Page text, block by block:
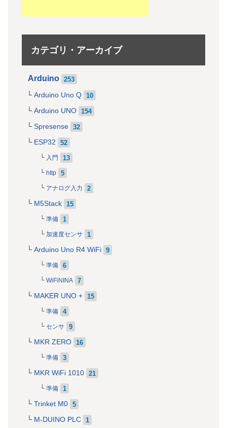
カテゴリ・アーカイブ
Arduino 253
Arduino Uno Q 10
Arduino UNO 154
Spresense 32
ESP32 52
入門 13
http 5
アナログ入力 2
M5Stack 15
準備 1
加速度センサ 1
Arduino Uno R4 WiFi 9
準備 6
WiFiNINA 7
MAKER UNO + 15
準備 4
センサ 9
MKR ZERO 16
準備 3
MKR WiFi 1010 21
準備 1
Trinket M0 5
M-DUINO PLC 1